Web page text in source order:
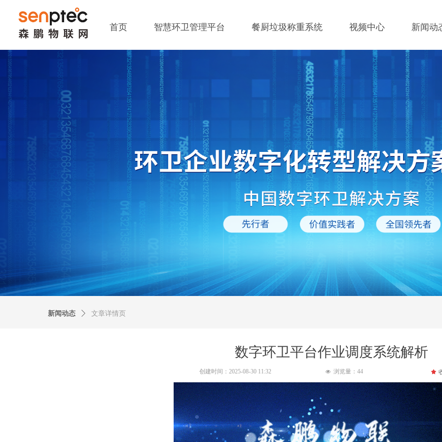
首页 智慧环卫管理平台 餐厨垃圾称重系统 视频中心 新闻动
数字环卫平台作业调度系统解析
新闻动态 ꄲ 文章详情页
创建时间： 2025-08-30 11:32 넶 浏览量： 44 끄